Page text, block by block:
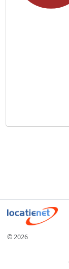
© 2026